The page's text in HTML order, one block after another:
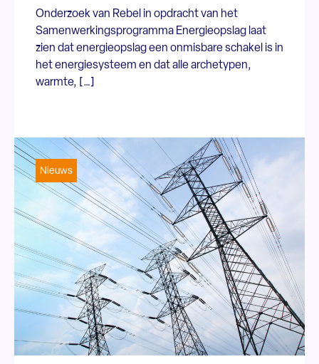
Onderzoek van Rebel in opdracht van het
Samenwerkingsprogramma Energieopslag laat
zien dat energieopslag een onmisbare schakel is in
het energiesysteem en dat alle archetypen,
warmte, […]
Nieuws